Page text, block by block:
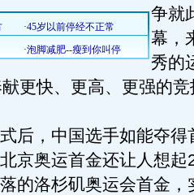
争就
幕，
秀的
更快、更高、更强的
，中国选手如能夺得
京奥运首金还让人想起
的洛杉矶奥运会首金，